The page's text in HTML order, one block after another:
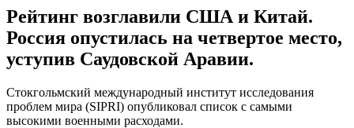
Рейтинг возглавили США и Китай.
Россия опустилась на четвертое место,
уступив Саудовской Аравии.
Стокгольмский международный институт исследования
проблем мира (SIPRI) опубликовал список с самыми
высокими военными расходами.